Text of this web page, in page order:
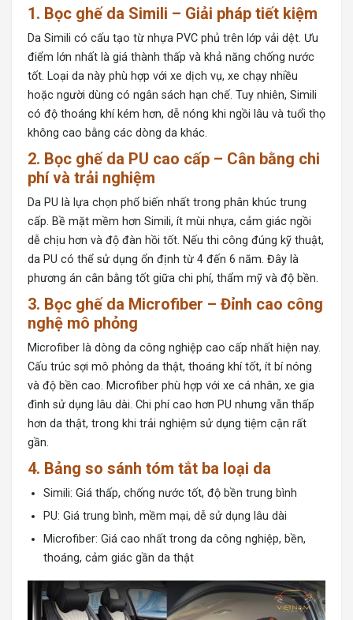
1. Bọc ghế da Simili – Giải pháp tiết kiệm
Da Simili có cấu tạo từ nhựa PVC phủ trên lớp vải dệt. Ưu
điểm lớn nhất là giá thành thấp và khả năng chống nước
tốt. Loại da này phù hợp với xe dịch vụ, xe chạy nhiều
hoặc người dùng có ngân sách hạn chế. Tuy nhiên, Simili
có độ thoáng khí kém hơn, dễ nóng khi ngồi lâu và tuổi thọ
không cao bằng các dòng da khác.
2. Bọc ghế da PU cao cấp – Cân bằng chi
phí và trải nghiệm
Da PU là lựa chọn phổ biến nhất trong phân khúc trung
cấp. Bề mặt mềm hơn Simili, ít mùi nhựa, cảm giác ngồi
dễ chịu hơn và độ đàn hồi tốt. Nếu thi công đúng kỹ thuật,
da PU có thể sử dụng ổn định từ 4 đến 6 năm. Đây là
phương án cân bằng tốt giữa chi phí, thẩm mỹ và độ bền.
3. Bọc ghế da Microfiber – Đỉnh cao công
nghệ mô phỏng
Microfiber là dòng da công nghiệp cao cấp nhất hiện nay.
Cấu trúc sợi mô phỏng da thật, thoáng khí tốt, ít bí nóng
và độ bền cao. Microfiber phù hợp với xe cá nhân, xe gia
đình sử dụng lâu dài. Chi phí cao hơn PU nhưng vẫn thấp
hơn da thật, trong khi trải nghiệm sử dụng tiệm cận rất
gần.
4. Bảng so sánh tóm tắt ba loại da
Simili: Giá thấp, chống nước tốt, độ bền trung bình
PU: Giá trung bình, mềm mại, dễ sử dụng lâu dài
Microfiber: Giá cao nhất trong da công nghiệp, bền,
thoáng, cảm giác gần da thật